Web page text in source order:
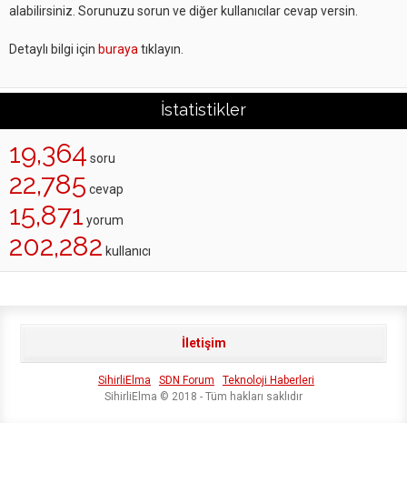
alabilirsiniz. Sorunuzu sorun ve diğer kullanıcılar cevap versin.
Detaylı bilgi için buraya tıklayın.
İstatistikler
19,364 soru
22,785 cevap
15,871 yorum
202,282 kullanıcı
İletişim
SihirliElma SDN Forum
Teknoloji Haberleri
SihirliElma © 2018 - Tüm hakları saklıdır